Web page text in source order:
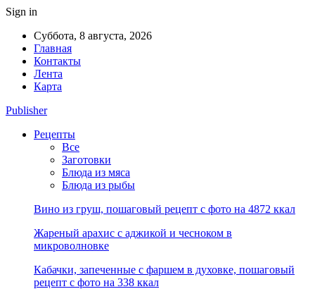
Sign in
Суббота, 8 августа, 2026
Главная
Контакты
Лента
Карта
Publisher
Рецепты
Все
Заготовки
Блюда из мяса
Блюда из рыбы
Вино из груш, пошаговый рецепт с фото на 4872 ккал
Жареный арахис с аджикой и чесноком в
микроволновке
Кабачки, запеченные с фаршем в духовке, пошаговый
рецепт с фото на 338 ккал